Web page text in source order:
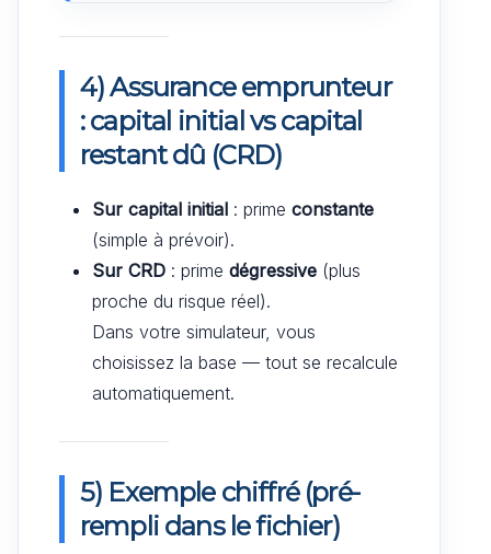
4) Assurance emprunteur
: capital initial vs capital
restant dû (CRD)
Sur capital initial : prime constante
(simple à prévoir).
Sur CRD : prime dégressive (plus
proche du risque réel).
Dans votre simulateur, vous
choisissez la base — tout se recalcule
automatiquement.
5) Exemple chiffré (pré-
rempli dans le fichier)